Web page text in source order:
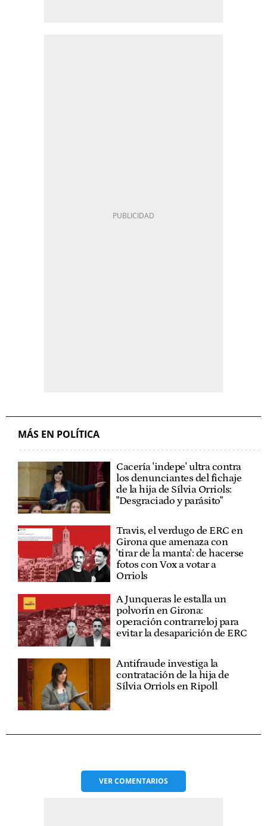
MÁS EN POLÍTICA
Cacería 'indepe' ultra contra
los denunciantes del fichaje
de la hija de Sílvia Orriols:
"Desgraciado y parásito"
Travis, el verdugo de ERC en
Girona que amenaza con
'tirar de la manta': de hacerse
fotos con Vox a votar a
Orriols
A Junqueras le estalla un
polvorín en Girona:
operación contrarreloj para
evitar la desaparición de ERC
Antifraude investiga la
contratación de la hija de
Sílvia Orriols en Ripoll
VERCOMENTARIOS